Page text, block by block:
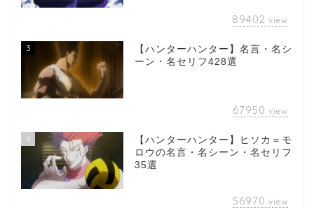
89402 view
3
【ハンターハンター】名言・名シ
ーン・名セリフ428選
67950 view
4
【ハンターハンター】ヒソカ＝モ
ロウの名言・名シーン・名セリフ
35選
56970 view